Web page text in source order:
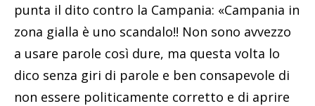
punta il dito contro la Campania: «Campania in
zona gialla è uno scandalo!! Non sono avvezzo
a usare parole così dure, ma questa volta lo
dico senza giri di parole e ben consapevole di
non essere politicamente corretto e di aprire